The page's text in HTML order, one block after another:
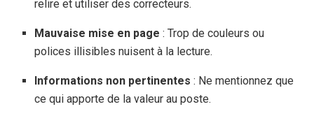
relire et utiliser des correcteurs.
Mauvaise mise en page : Trop de couleurs ou
polices illisibles nuisent à la lecture.
Informations non pertinentes : Ne mentionnez que
ce qui apporte de la valeur au poste.